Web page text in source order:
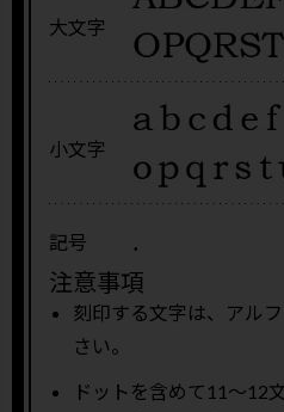
大文字
小文字
記号 .
注意事項
刻印する文字は、アル
さい。
ドットを含めて11〜12